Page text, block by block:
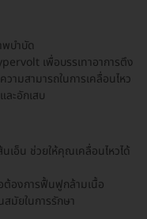
พบำบัด
เพื่อบรรเทาอาการตึง
มสามารถในการเคลื่อนไหว
ละอักเสบ
เอ็น ช่วยให้คุณเคลื่อนไหวได้
ต้องการฟื้นฟูกล้ามเนื้อ
มัยในการรักษา